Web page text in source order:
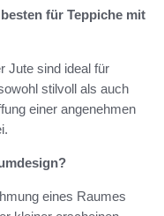
für Teppiche mit
Jute sind ideal für
stilvoll als auch
einer angenehmen
eines Raumes